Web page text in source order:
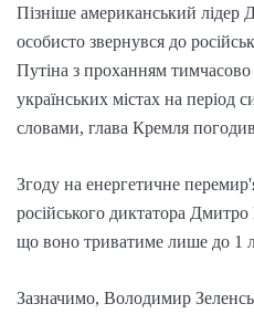
Пізніше американський лідер
особисто звернувся до
Путіна з проханням
українських містах на період
словами, глава Кремля
Згоду на енергетичне
російського диктатора
що воно триватиме лише до 1
Зазначимо, Володимир